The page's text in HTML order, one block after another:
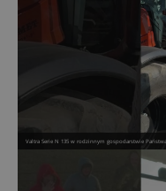
Valtra Serie N 135 w rodzinnym gospodarstwie